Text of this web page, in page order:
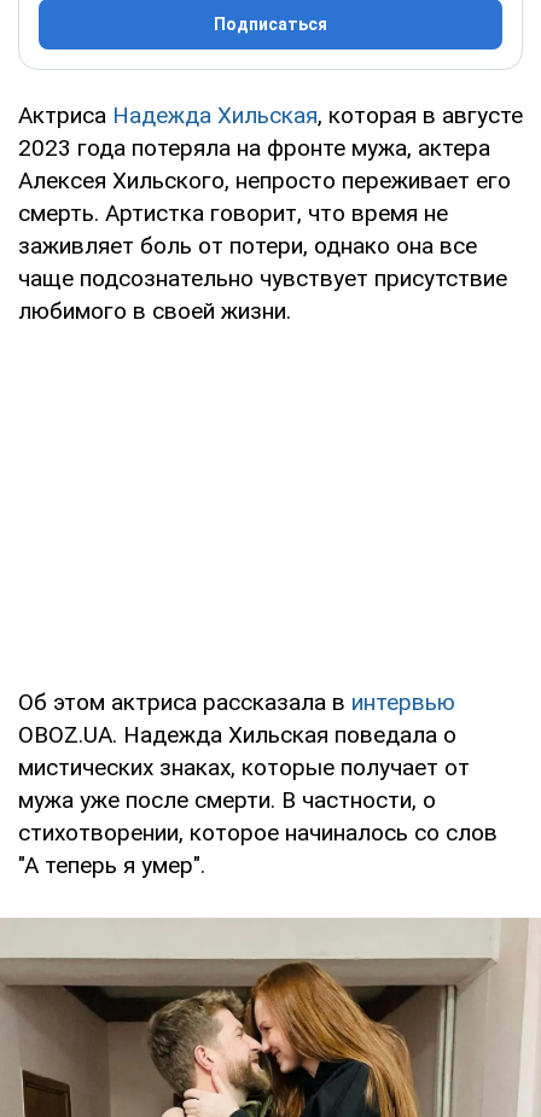
Подписаться
Актриса Надежда Хильская, которая в августе
2023 года потеряла на фронте мужа, актера
Алексея Хильского, непросто переживает его
смерть. Артистка говорит, что время не
заживляет боль от потери, однако она все
чаще подсознательно чувствует присутствие
любимого в своей жизни.
Об этом актриса рассказала в интервью
OBOZ.UA. Надежда Хильская поведала о
мистических знаках, которые получает от
мужа уже после смерти. В частности, о
стихотворении, которое начиналось со слов
"А теперь я умер".